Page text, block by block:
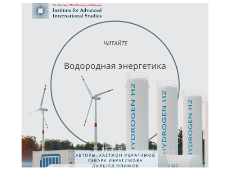
sanoqsiz afzalliklaridan maksimal darajada
foydalanish uchun kompaniyalar eski tizimlarni
modernizatsiya qilish va yangi texnologiyalarni